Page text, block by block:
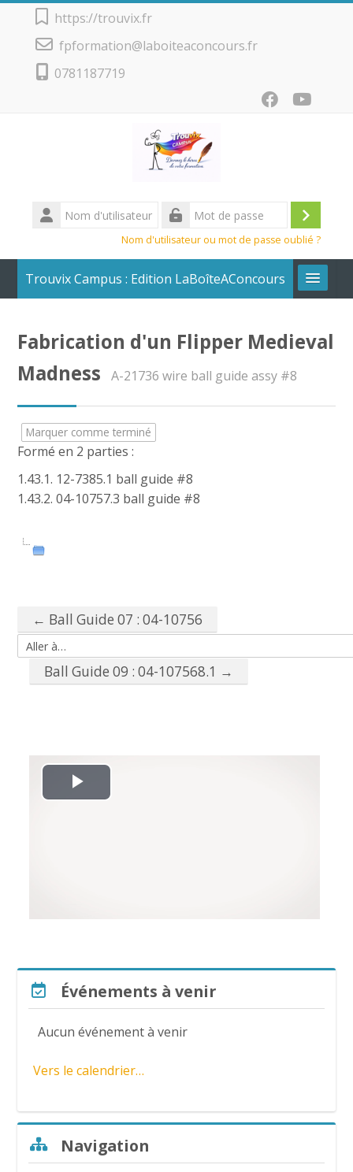
Passer au contenu principal
https://trouvix.fr
fpformation@laboiteaconcours.fr
0781187719
Nom
d'utilisateur
Nom d'utilisateur ou mot de passe oublié ?
Trouvix Campus : Edition LaBoîteAConcours
Autres Concours
MPC
DiY
Recherche
Fabrication d'un Flipper Medieval
Madness
A-21736 wire ball guide assy #8
Marquer comme terminé
Formé en 2 parties :
1.43.1. 12-7385.1 ball guide #8
1.43.2. 04-10757.3 ball guide #8
← Ball Guide 07 : 04-10756
Aller à…
Ball Guide 09 : 04-107568.1 →
L
a
v
d
é
o
Passer Événements à venir
Événements à venir
Aucun événement à venir
Vers le calendrier…
Passer Navigation
Navigation